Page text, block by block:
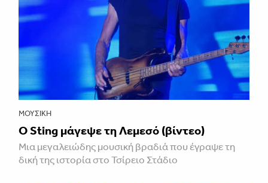
ΜΟΥΣΙΚΉ
Ο Sting μάγεψε τη Λεμεσό (βίντεο)
Μια μεγαλειώδης μουσική βραδιά που έγραψε τη
δική της ιστορία στο Τσίρειο Στάδιο